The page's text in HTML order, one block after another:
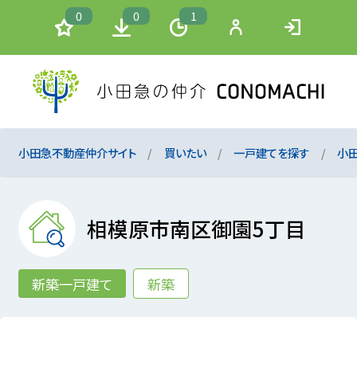
0 0 1
小田急不動産仲介サイト 買いたい 一戸建てを探す 小
相模原市南区御園5丁目
新築一戸建て 新築